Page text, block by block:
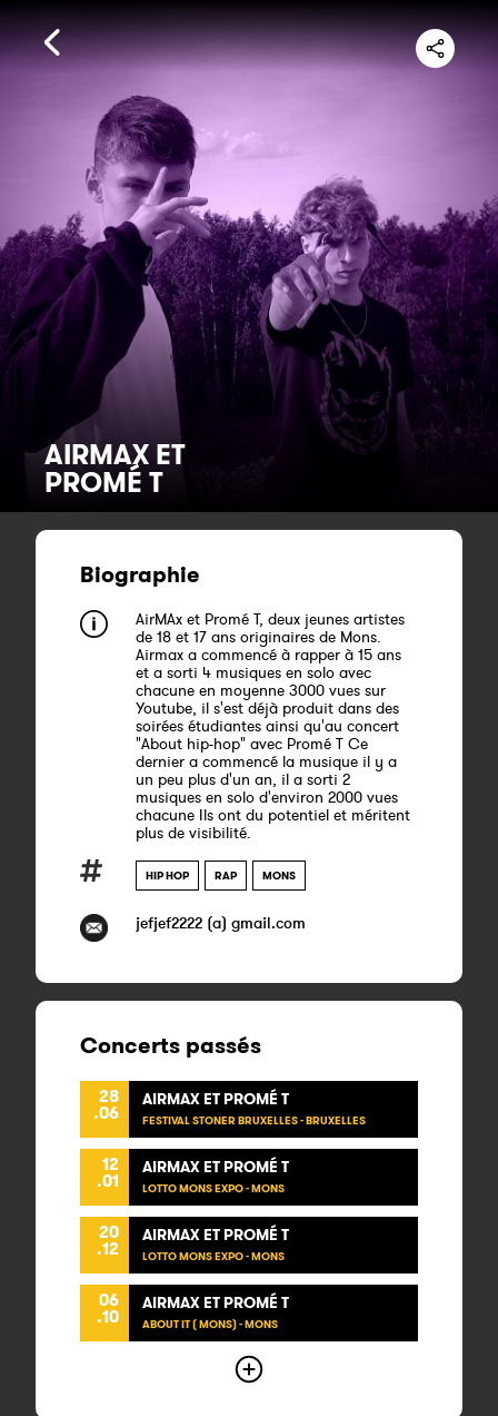
AIRMAX ET
PROMÉ T
Biographie
AirMAx et Promé T, deux jeunes artistes
de 18 et 17 ans originaires de Mons.
Airmax a commencé à rapper à 15 ans
et a sorti 4 musiques en solo avec
chacune en moyenne 3000 vues sur
Youtube, il s'est déjà produit dans des
soirées étudiantes ainsi qu'au concert
"About hip-hop" avec Promé T Ce
dernier a commencé la musique il y a
un peu plus d'un an, il a sorti 2
musiques en solo d'environ 2000 vues
chacune Ils ont du potentiel et méritent
plus de visibilité.
HIP HOP RAP MONS
jefjef2222 (a) gmail.com
Concerts passés
28
.06
AIRMAX ET PROMÉ T
FESTIVAL STONER BRUXELLES - BRUXELLES
12
.01
AIRMAX ET PROMÉ T
LOTTO MONS EXPO - MONS
20
.12
AIRMAX ET PROMÉ T
LOTTO MONS EXPO - MONS
06
.10
AIRMAX ET PROMÉ T
ABOUT IT ( MONS) - MONS